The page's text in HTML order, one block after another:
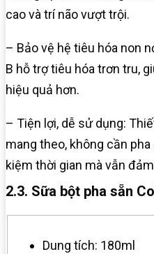
cao và trí não vượt trội.
– Bảo vệ hệ tiêu hóa non
B hỗ trợ tiêu hóa trơn tru,
hiệu quả hơn.
– Tiện lợi, dễ sử dụng:
mang theo, không cần
kiệm thời gian mà vẫn
2.3. Sữa bột pha sẵn
Dung tích: 180ml